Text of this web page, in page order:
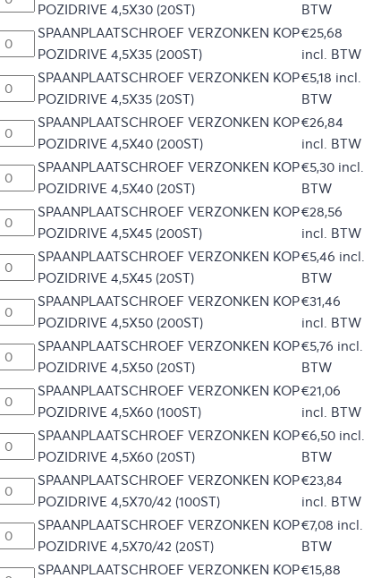
POZIDRIVE 4,5X30 (20ST)
BTW
SPAANPLAATSCHROEF VERZONKEN KOP
POZIDRIVE 4,5X35 (200ST)
€25,68
incl. BTW
SPAANPLAATSCHROEF VERZONKEN KOP
POZIDRIVE 4,5X35 (20ST)
€5,18 incl.
BTW
SPAANPLAATSCHROEF VERZONKEN KOP
POZIDRIVE 4,5X40 (200ST)
€26,84
incl. BTW
SPAANPLAATSCHROEF VERZONKEN KOP
POZIDRIVE 4,5X40 (20ST)
€5,30 incl.
BTW
SPAANPLAATSCHROEF VERZONKEN KOP
POZIDRIVE 4,5X45 (200ST)
€28,56
incl. BTW
SPAANPLAATSCHROEF VERZONKEN KOP
POZIDRIVE 4,5X45 (20ST)
€5,46 incl.
BTW
SPAANPLAATSCHROEF VERZONKEN KOP
POZIDRIVE 4,5X50 (200ST)
€31,46
incl. BTW
SPAANPLAATSCHROEF VERZONKEN KOP
POZIDRIVE 4,5X50 (20ST)
€5,76 incl.
BTW
SPAANPLAATSCHROEF VERZONKEN KOP
POZIDRIVE 4,5X60 (100ST)
€21,06
incl. BTW
SPAANPLAATSCHROEF VERZONKEN KOP
POZIDRIVE 4,5X60 (20ST)
€6,50 incl.
BTW
SPAANPLAATSCHROEF VERZONKEN KOP
POZIDRIVE 4,5X70/42 (100ST)
€23,84
incl. BTW
SPAANPLAATSCHROEF VERZONKEN KOP
POZIDRIVE 4,5X70/42 (20ST)
€7,08 incl.
BTW
SPAANPLAATSCHROEF VERZONKEN KOP€15,88